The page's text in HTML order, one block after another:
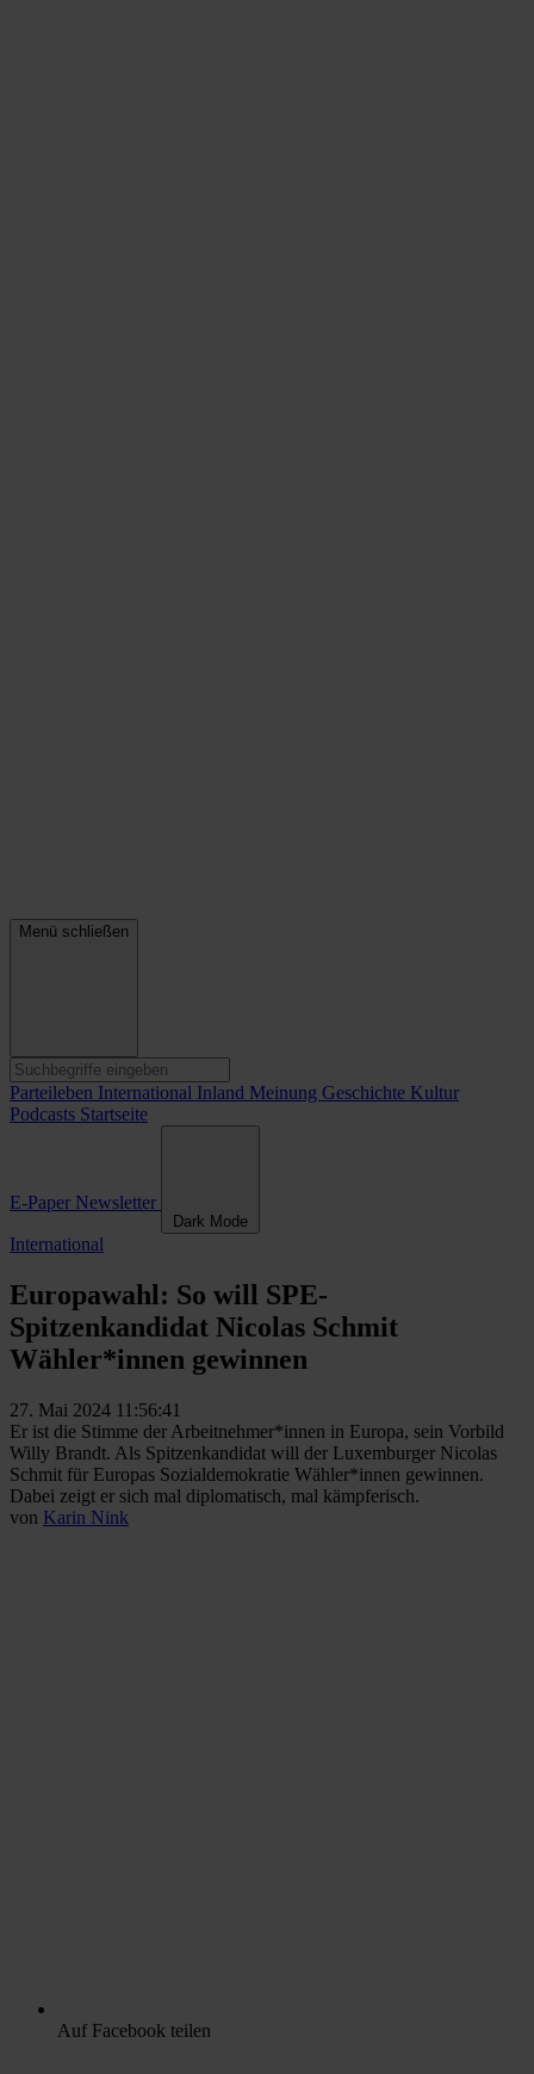
Menü schließen
Parteileben International Inland Meinung Geschichte Kultur
Podcasts Startseite
E-Paper Newsletter
Dark Mode
International
Europawahl: So will SPE-
Spitzenkandidat Nicolas Schmit
Wähler*innen gewinnen
27. Mai 2024 11:56:41
Er ist die Stimme der Arbeitnehmer*innen in Europa, sein Vorbild
Willy Brandt. Als Spitzenkandidat will der Luxemburger Nicolas
Schmit für Europas Sozialdemokratie Wähler*innen gewinnen.
Dabei zeigt er sich mal diplomatisch, mal kämpferisch.
von Karin Nink
Auf Facebook teilen